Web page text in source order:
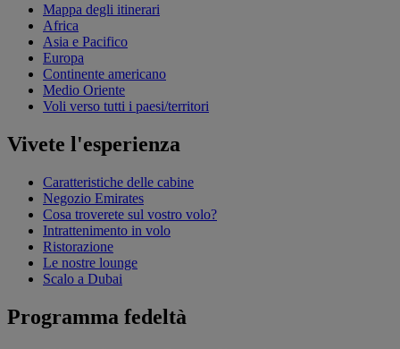
Mappa degli itinerari
Africa
Asia e Pacifico
Europa
Continente americano
Medio Oriente
Voli verso tutti i paesi/territori
Vivete l'esperienza
Caratteristiche delle cabine
Negozio Emirates
Cosa troverete sul vostro volo?
Intrattenimento in volo
Ristorazione
Le nostre lounge
Scalo a Dubai
Programma fedeltà